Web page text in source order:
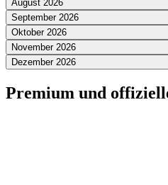
August 2026
September 2026
Oktober 2026
November 2026
Dezember 2026
Premium und